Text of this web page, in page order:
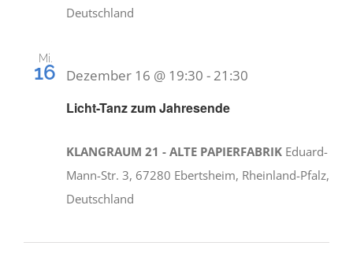
Deutschland
Mi.
16
Licht-Tanz zum Jahresende
Dezember 16 @ 19:30 - 21:30
KLANGRAUM 21 - ALTE PAPIERFABRIK Eduard-
Mann-Str. 3, 67280 Ebertsheim, Rheinland-Pfalz,
Deutschland